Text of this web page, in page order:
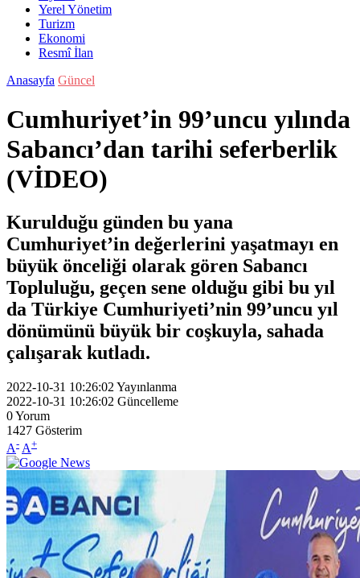
Yerel Yönetim
Turizm
Ekonomi
Resmî İlan
Anasayfa Güncel
Cumhuriyet’in 99’uncu yılında
Sabancı’dan tarihi seferberlik
(VİDEO)
Kurulduğu günden bu yana
Cumhuriyet’in değerlerini yaşatmayı en
büyük önceliği olarak gören Sabancı
Topluluğu, geçen sene olduğu gibi bu yıl
da Türkiye Cumhuriyeti’nin 99’uncu yıl
dönümünü büyük bir coşkuyla, sahada
çalışarak kutladı.
2022-10-31 10:26:02 Yayınlanma
2022-10-31 10:26:02 Güncelleme
0Yorum
1427 Gösterim
A- A+